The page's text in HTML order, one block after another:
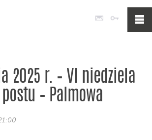
Poczta
2025 r. – VI niedziela
– Palmowa